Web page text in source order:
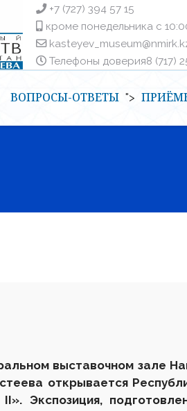
+7 (727) 394 57 15
кроме понедельника с
Телефоны доверияㅤ8 (717)
ВОПРОСЫ-ОТВЕТЫ ">
выставочном зале
открывается
II». Экспозиция,